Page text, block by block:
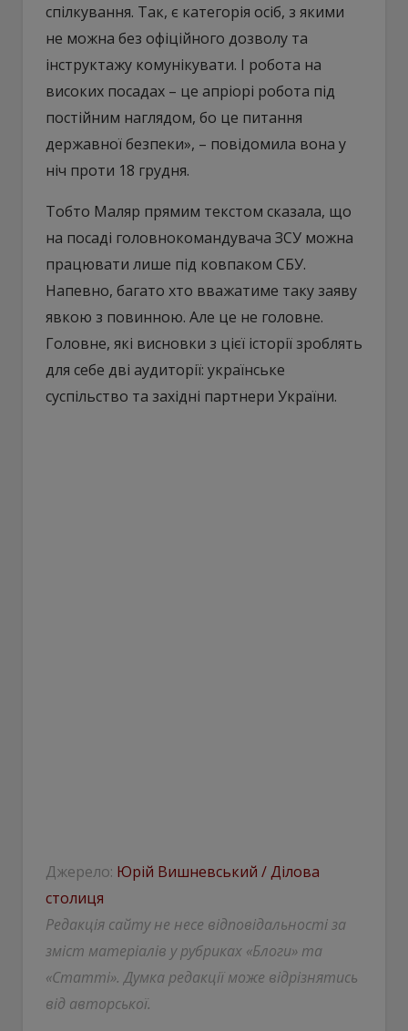
спілкування. Так, є категорія осіб, з якими
не можна без офіційного дозволу та
інструктажу комунікувати. І робота на
високих посадах – це апріорі робота під
постійним наглядом, бо це питання
державної безпеки», – повідомила вона у
ніч проти 18 грудня.
Тобто Маляр прямим текстом сказала, що
на посаді головнокомандувача ЗСУ можна
працювати лише під ковпаком СБУ.
Напевно, багато хто вважатиме таку заяву
явкою з повинною. Але це не головне.
Головне, які висновки з цієї історії зроблять
для себе дві аудиторії: українське
суспільство та західні партнери України.
Джерело: Юрій Вишневський / Ділова
столиця
Редакція сайту не несе відповідальності за
зміст матеріалів у рубриках «Блоги» та
«Статті». Думка редакції може відрізнятись
від авторської.